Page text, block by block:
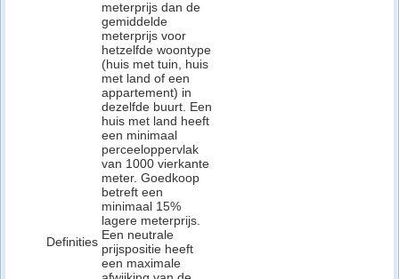
Definities
meterprijs dan de
gemiddelde
meterprijs voor
hetzelfde woontype
(huis met tuin, huis
met land of een
appartement) in
dezelfde buurt. Een
huis met land heeft
een minimaal
perceeloppervlak
van 1000 vierkante
meter. Goedkoop
betreft een
minimaal 15%
lagere meterprijs.
Een neutrale
prijspositie heeft
een maximale